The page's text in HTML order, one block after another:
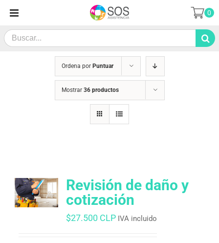
contenido
Search
for:
0
Ordena por Puntuar
Mostrar 36 productos
Revisión de daño y
cotización
$27.500 CLP IVA incluido